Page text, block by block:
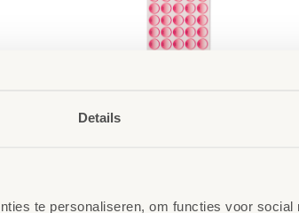
Details
te personaliseren, om functies voor social
: ieder
: al ons